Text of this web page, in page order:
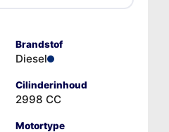
Brandstof
Diesel
Cilinderinhoud
2998 CC
Motortype